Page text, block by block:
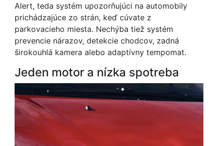
Alert, teda systém upozorňujúci na automobily
prichádzajúce zo strán, keď cúvate z
parkovacieho miesta. Nechýba tiež systém
prevencie nárazov, detekcie chodcov, zadná
širokouhlá kamera alebo adaptívny tempomat.
Jeden motor a nízka spotreba